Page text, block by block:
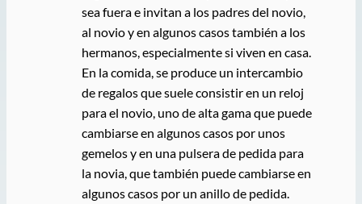
sea fuera e invitan a los padres del novio,
al novio y en algunos casos también a los
hermanos, especialmente si viven en casa.
En la comida, se produce un intercambio
de regalos que suele consistir en un reloj
para el novio, uno de alta gama que puede
cambiarse en algunos casos por unos
gemelos y en una pulsera de pedida para
la novia, que también puede cambiarse en
algunos casos por un anillo de pedida.